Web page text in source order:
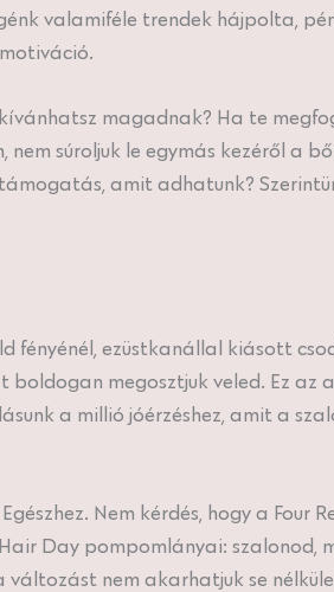
valamiféle trendek hájpolta,
magadnak? Ha te
súroljuk le egymás kezéről a
amit adhatunk?
fényénél, ezüstkanállal kiásott
megosztjuk veled. Ez
a millió jóérzéshez, amit a
Nem kérdés, hogy a
Day pompomlányai: szalonod,
nem akarhatjuk se